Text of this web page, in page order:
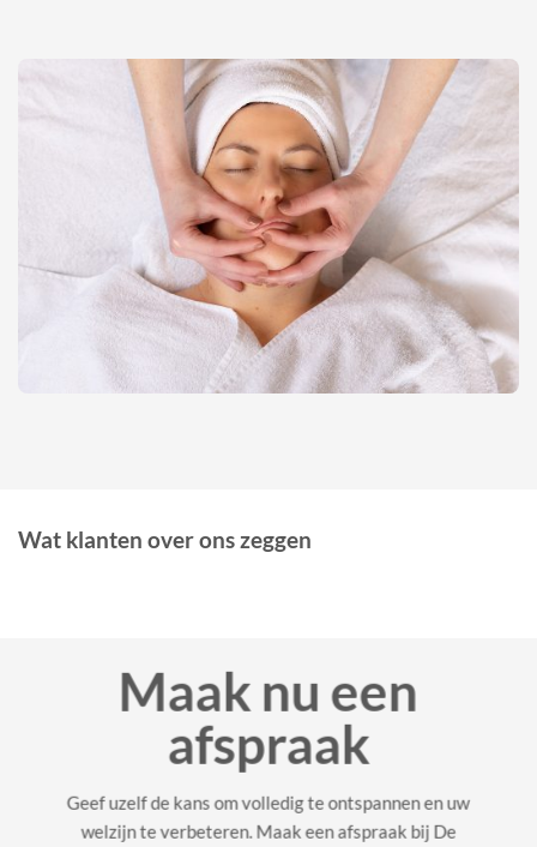
Wat klanten over ons zeggen
Maak nu een
afspraak
Geef uzelf de kans om volledig te ontspannen en uw
welzijn te verbeteren. Maak een afspraak bij De